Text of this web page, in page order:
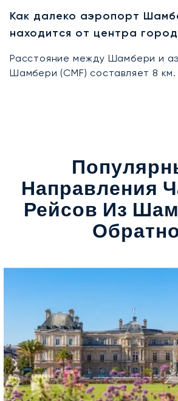
Как далеко аэропорт
находится от центра
Расстояние между Шамбери и
Шамбери (CMF) составляет 8 км.
Направления
Рейсов Из